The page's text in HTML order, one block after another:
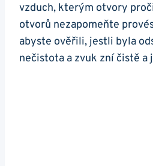
vzduch, kterým otvory
otvorů nezapomeňte
abyste ověřili, jestli byla
nečistota a zvuk zní čistě a